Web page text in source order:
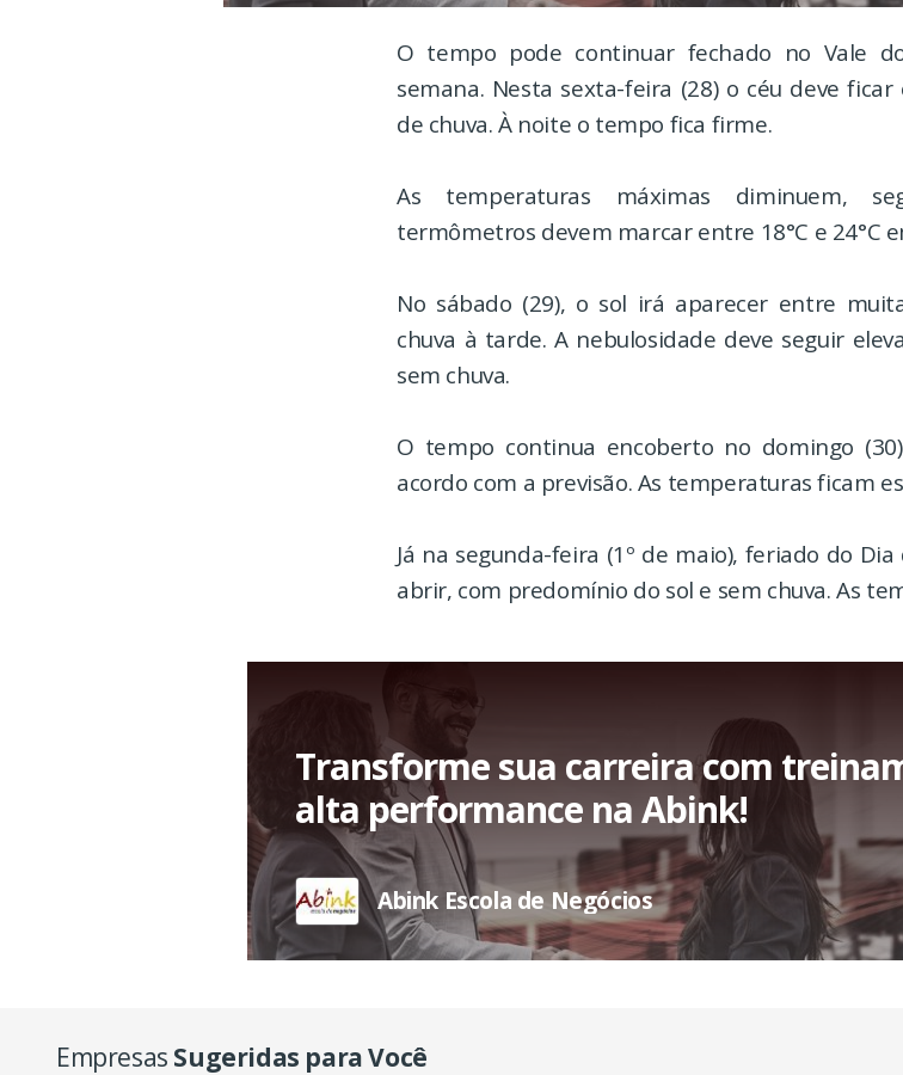
O tempo pode continuar fechado no Vale
semana. Nesta sexta-feira (28) o céu deve
de chuva. À noite o tempo fica firme.
As temperaturas máximas diminuem,
termômetros devem marcar entre 18°C e 24°C
No sábado (29), o sol irá aparecer entre
chuva à tarde. A nebulosidade deve seguir
sem chuva.
O tempo continua encoberto no domingo
acordo com a previsão. As temperaturas ficam
Já na segunda-feira (1º de maio), feriado do
abrir, com predomínio do sol e sem chuva. As
Transforme sua carreira com
alta performance na Abink!
Abink Escola de Negócios
Empresas Sugeridas para Você